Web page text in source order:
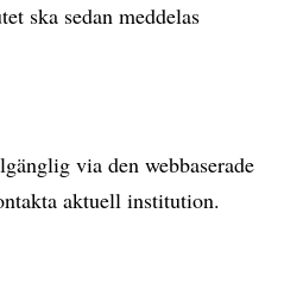
ska sedan meddelas
via den webbaserade
aktuell institution.